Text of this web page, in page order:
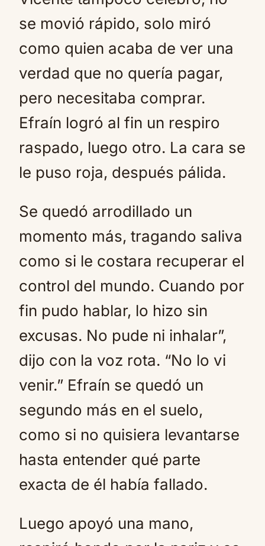
se movió rápido, solo miró
como quien acaba de ver una
verdad que no quería pagar,
pero necesitaba comprar.
Efraín logró al fin un respiro
raspado, luego otro. La cara se
le puso roja, después pálida.
Se quedó arrodillado un
momento más, tragando saliva
como si le costara recuperar el
control del mundo. Cuando por
fin pudo hablar, lo hizo sin
excusas. No pude ni inhalar”,
dijo con la voz rota. “No lo vi
venir.” Efraín se quedó un
segundo más en el suelo,
como si no quisiera levantarse
hasta entender qué parte
exacta de él había fallado.
Luego apoyó una mano,